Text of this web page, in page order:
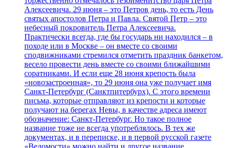
Алексеевича. 29 июня – это Петров день, то есть День
святых апостолов Петра и Павла. Святой Петр – это
небесный покровитель Петра Алексеевича.
Практически всегда, где бы государь ни находился – в
походе или в Москве – он вместе со своими
сподвижниками стремился отметить праздник банкетом,
весело провести день вместе со своими ближайшими
соратниками. И если еще 28 июня крепость была
«новозастроенная», то 29 июня она уже получает имя
Санкт-Петербург (Санктпитербурх). С этого времени
письма, которые отправляют из крепости и которые
получают на берегах Невы, в качестве адреса имеют
обозначение: Санкт-Петербург. Но такое полное
название тоже не всегда употреблялось. В тех же
документах, и в переписке, и в первой русской газете
«Ведомости» можно найти и другое название,